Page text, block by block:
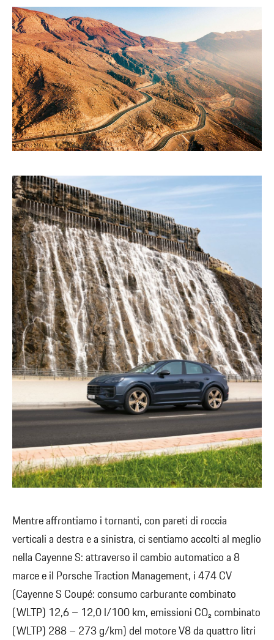
Mentre affrontiamo i tornanti, con pareti di roccia
verticali a destra e a sinistra, ci sentiamo accolti al meglio
nella Cayenne S: attraverso il cambio automatico a 8
marce e il Porsche Traction Management, i 474 CV
(Cayenne S Coupé: consumo carburante combinato
(WLTP) 12,6 – 12,0 l/100 km, emissioni CO₂ combinato
(WLTP) 288 – 273 g/km) del motore V8 da quattro litri